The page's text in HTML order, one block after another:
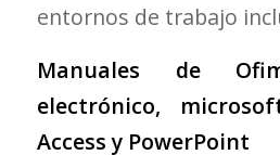
entornos de trabajo
Manuales de
electrónico,
Access y PowerPoint